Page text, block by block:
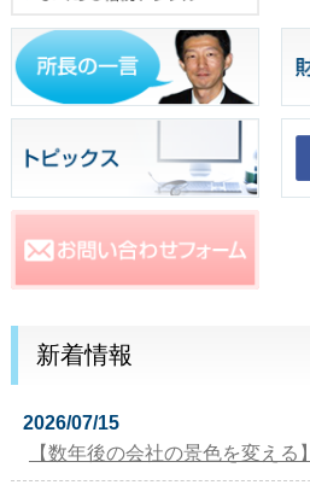
新着情報
2026/07/15
【数年後の会社の景色を変える】